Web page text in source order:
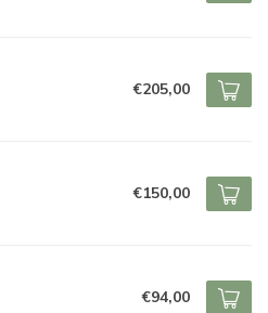
€205,00
€150,00
€94,00